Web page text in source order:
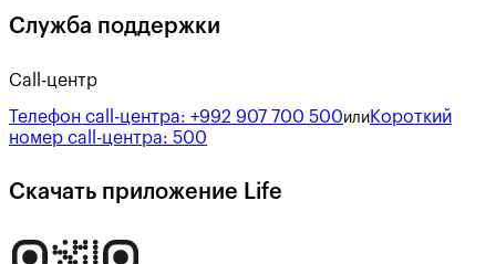
Служба поддержки
Call-центр
Телефон call-центра: +992 907 700 500или Короткий
номер call-центра: 500
Скачать приложение Life